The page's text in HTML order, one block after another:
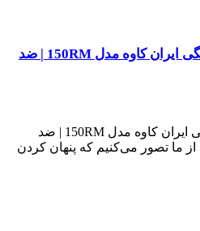
راهنمای خرید گاوصندوق خانگی ایران کاوه مدل 150RM | ضد
راهنمای خرید گاوصندوق خانگی ایران کاوه مدل 150RM | ضد
ما تصور می‌کنیم که پنهان کردن